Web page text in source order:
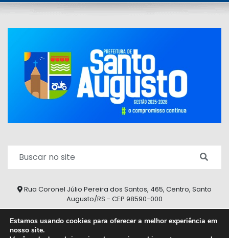
Rua Coronel Júlio Pereira dos Santos, 465, Centro, Santo
Augusto/RS - CEP 98590-000
Estamos usando cookies para oferecer a melhor experiência em
nosso site.